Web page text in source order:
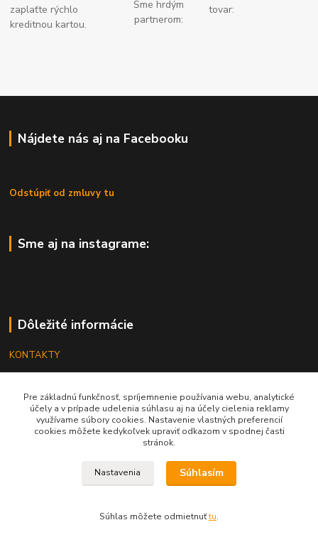
zaplaťte rýchlo
kreditnou kartou.
Sme hrdým
partnerom:
tovar:
Nájdete nás aj na Facebooku
Odstúpiť od zmluvy tu
Sme aj na instagrame:
Dôležité informácie
KONTAKTY
REKLAMÁCIE
KATALÓGY
Pre základnú funkčnosť, spríjemnenie používania webu, analytické
účely a v prípade udelenia súhlasu aj na účely cielenia reklamy
využívame súbory cookies. Nastavenie vlastných preferencií
cookies môžete kedykoľvek upraviť odkazom v spodnej časti
stránok.
Nastavenia Súhlasím
Súhlas môžete odmietnuťtu.